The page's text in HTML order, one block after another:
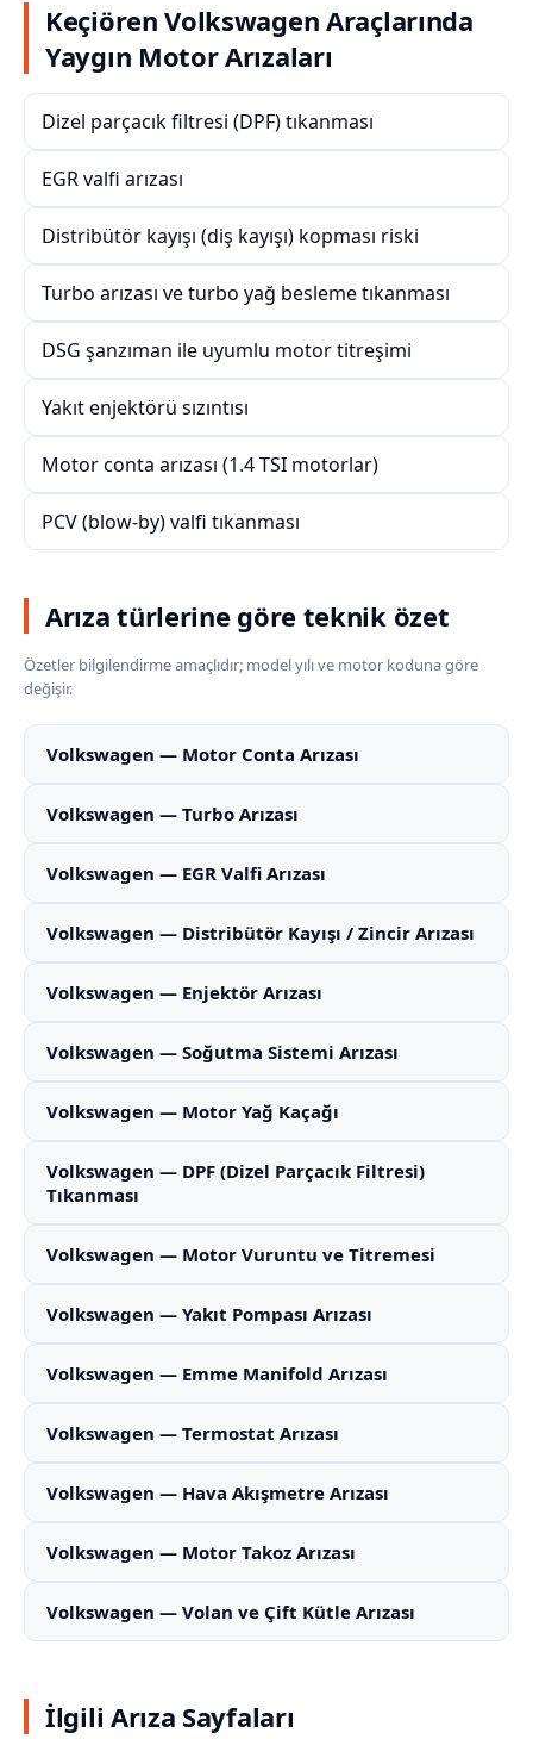
Keçiören Volkswagen Araçlarında
Yaygın Motor Arızaları
Dizel parçacık filtresi (DPF) tıkanması
EGR valfi arızası
Distribütör kayışı (diş kayışı) kopması riski
Turbo arızası ve turbo yağ besleme tıkanması
DSG şanzıman ile uyumlu motor titreşimi
Yakıt enjektörü sızıntısı
Motor conta arızası (1.4 TSI motorlar)
PCV (blow-by) valfi tıkanması
Arıza türlerine göre teknik özet
Özetler bilgilendirme amaçlıdır; model yılı ve motor koduna göre
değişir.
Volkswagen — Motor Conta Arızası
Volkswagen — Turbo Arızası
Volkswagen — EGR Valfi Arızası
Volkswagen — Distribütör Kayışı / Zincir Arızası
Volkswagen — Enjektör Arızası
Volkswagen — Soğutma Sistemi Arızası
Volkswagen — Motor Yağ Kaçağı
Volkswagen — DPF (Dizel Parçacık Filtresi)
Tıkanması
Volkswagen — Motor Vuruntu ve Titremesi
Volkswagen — Yakıt Pompası Arızası
Volkswagen — Emme Manifold Arızası
Volkswagen — Termostat Arızası
Volkswagen — Hava Akışmetre Arızası
Volkswagen — Motor Takoz Arızası
Volkswagen — Volan ve Çift Kütle Arızası
İlgili Arıza Sayfaları